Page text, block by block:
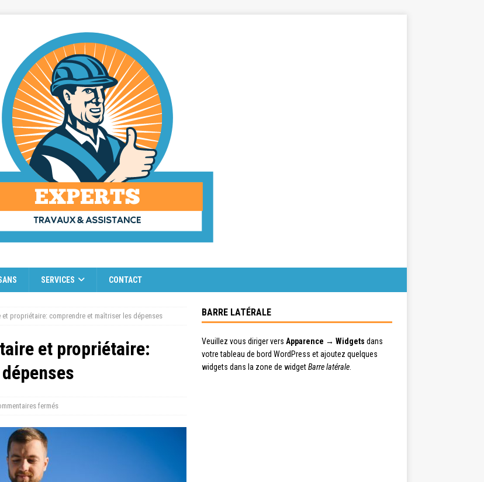
SERVICES CONTACT
propriétaire: comprendre et maîtriser les dépenses
et propriétaire:
fermés
BARRE LATÉRALE
Veuillez vous diriger vers Apparence → Widgets dans
votre tableau de bord WordPress et ajoutez quelques
widgets dans la zone de widgetBarre latérale.